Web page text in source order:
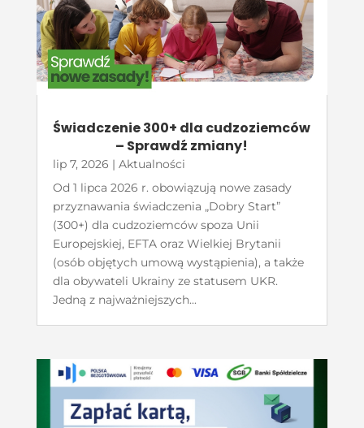
Świadczenie 300+ dla cudzoziemców
– Sprawdź zmiany!
lip 7, 2026 | Aktualności
Od 1 lipca 2026 r. obowiązują nowe zasady
przyznawania świadczenia „Dobry Start”
(300+) dla cudzoziemców spoza Unii
Europejskiej, EFTA oraz Wielkiej Brytanii
(osób objętych umową wystąpienia), a także
dla obywateli Ukrainy ze statusem UKR.
Jedną z najważniejszych...